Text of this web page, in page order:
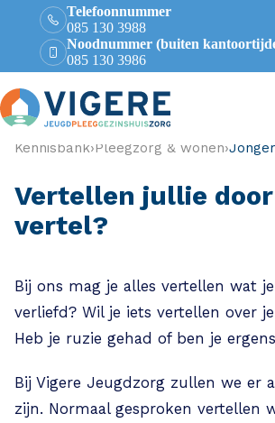
Telefoonnummer
085 130 3988
Noodnummer (buiten
085 130 3986
Kennisbank›Pleegzorg & wonen›
Vertellen jullie
vertel?
Bij ons mag je alles vertellen wat
verliefd? Wil je iets vertellen over
Heb je ruzie gehad of ben je
Bij Vigere Jeugdzorg zullen we er
zijn. Normaal gesproken vertellen